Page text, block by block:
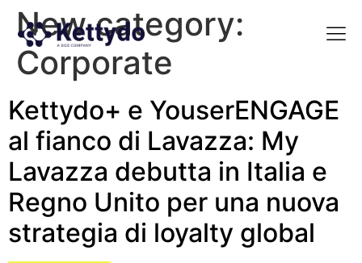
New category:
Corporate
Kettydo+ e YouserENGAGE
al fianco di Lavazza: My
Lavazza debutta in Italia e
Regno Unito per una nuova
strategia di loyalty global